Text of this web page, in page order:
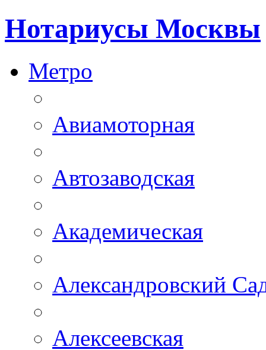
Нотариусы Москвы
Метро
Авиамоторная
Автозаводская
Академическая
Александровский
Алексеевская